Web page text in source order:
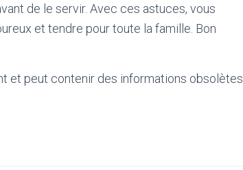
de le servir. Avec ces astuces, vous
et tendre pour toute la famille. Bon
et peut contenir des informations obsolètes